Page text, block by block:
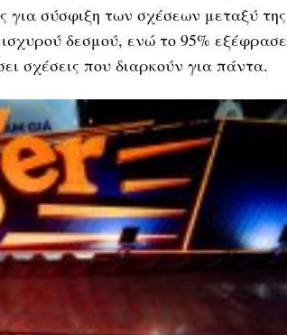
για σύσφιξη των σχέσεων μεταξύ της
δεσμού, ενώ το 95% εξέφρασε
σχέσεις που διαρκούν για πάντα.